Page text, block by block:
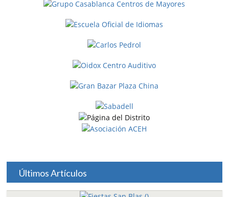
Últimos Artículos